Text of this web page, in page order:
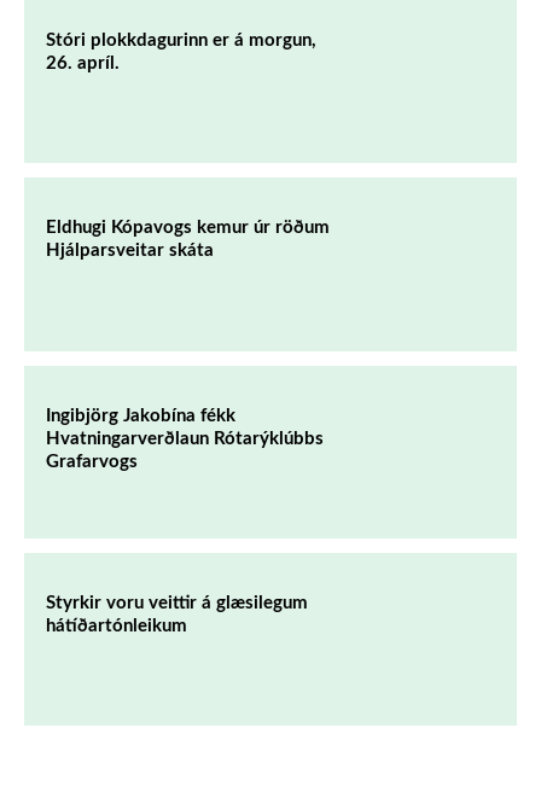
Stóri plokkdagurinn er á morgun,
26. apríl.
Eldhugi Kópavogs kemur úr röðum
Hjálparsveitar skáta
Ingibjörg Jakobína fékk
Hvatningarverðlaun Rótarýklúbbs
Grafarvogs
Styrkir voru veittir á glæsilegum
hátíðartónleikum